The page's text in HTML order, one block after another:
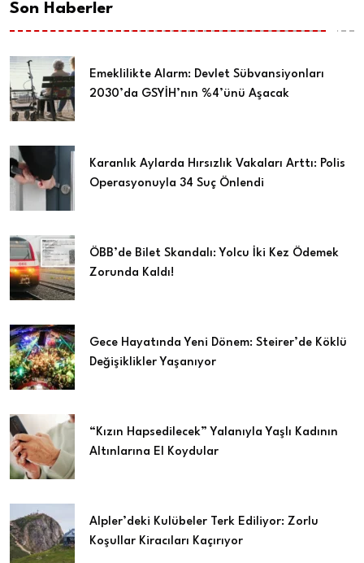
Son Haberler
Emeklilikte Alarm: Devlet Sübvansiyonları
2030’da GSYİH’nın %4’ünü Aşacak
Karanlık Aylarda Hırsızlık Vakaları Arttı: Polis
Operasyonuyla 34 Suç Önlendi
ÖBB’de Bilet Skandalı: Yolcu İki Kez Ödemek
Zorunda Kaldı!
Gece Hayatında Yeni Dönem: Steirer’de Köklü
Değişiklikler Yaşanıyor
“Kızın Hapsedilecek” Yalanıyla Yaşlı Kadının
Altınlarına El Koydular
Alpler’deki Kulübeler Terk Ediliyor: Zorlu
Koşullar Kiracıları Kaçırıyor